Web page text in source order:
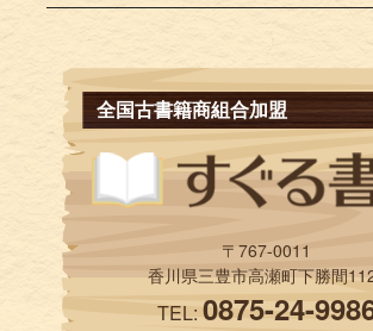
全国古書籍商組合加盟
〒767-0011
香川県三豊市高瀬町下勝間
TEL:0875-24-